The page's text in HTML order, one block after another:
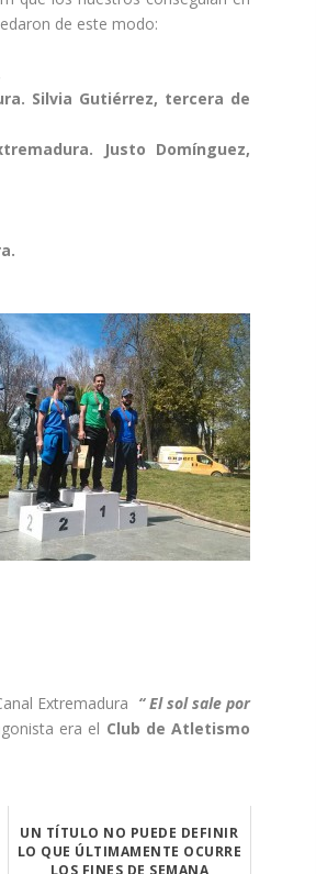
de este modo:
Silvia Gutiérrez, tercera de
Justo Domínguez,
Extremadura “ El sol sale por
era el Club de Atletismo
UN TÍTULO NO PUEDE DEFINIR
LO QUE ÚLTIMAMENTE OCURRE